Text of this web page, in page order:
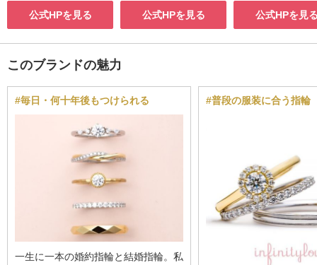
公式HPを見る 公式HPを見る 公式HPを見
このブランドの魅力
#毎日・何十年後もつけられる
一生に一本の婚約指輪と結婚指輪。私
#普段の服装に合う指輪